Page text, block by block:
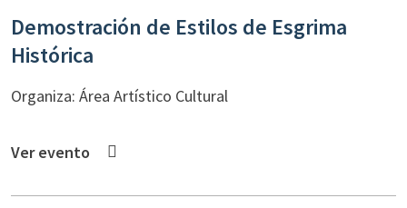
Demostración de Estilos de Esgrima
Histórica
Organiza: Área Artístico Cultural
Ver evento